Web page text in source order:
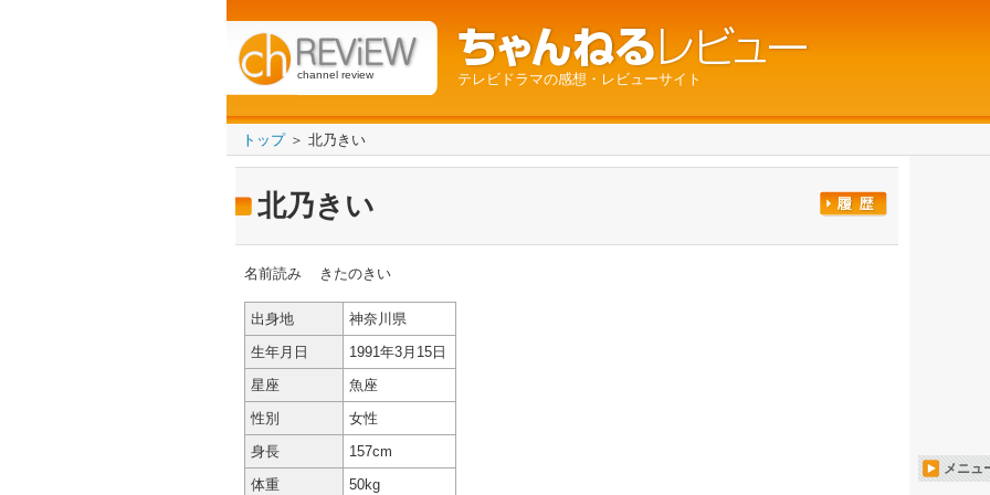
channel review テレビドラマの感想・レビューサイト
トップ＞ 北乃きい
北乃きい
名前読み きたのきい
出身地
神奈川県
生年月日
1991年3月15日
星座
魚座
性別
女性
身長
157cm
体重
50kg
メニュ